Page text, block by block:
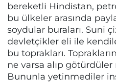
bereketli Hindistan,
bu ülkeler arasında
soydular buraları. Suni
devletçikler eli ile
bu toprakları.
ne varsa alıp
Bununla yetinmediler